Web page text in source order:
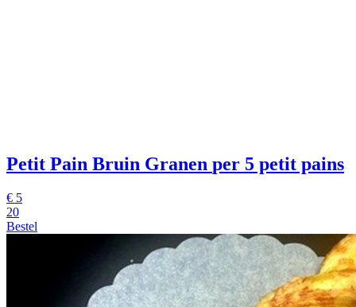
Petit Pain Bruin Granen per 5 petit pains
€ 5
20
Bestel